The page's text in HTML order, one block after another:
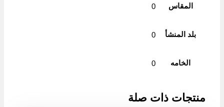
المقاس 0
بلد المنشأ 0
الخامه 0
منتجات ذات صلة